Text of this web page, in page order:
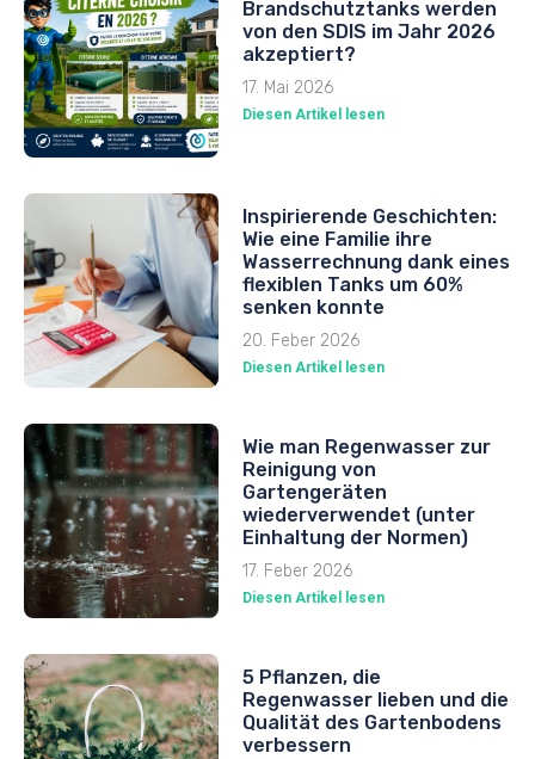
Brandschutztanks werden
von den SDIS im Jahr 2026
akzeptiert?
17. Mai 2026
Diesen Artikel lesen
Inspirierende Geschichten:
Wie eine Familie ihre
Wasserrechnung dank eines
flexiblen Tanks um 60%
senken konnte
20. Feber 2026
Diesen Artikel lesen
Wie man Regenwasser zur
Reinigung von
Gartengeräten
wiederverwendet (unter
Einhaltung der Normen)
17. Feber 2026
Diesen Artikel lesen
5 Pflanzen, die
Regenwasser lieben und die
Qualität des Gartenbodens
verbessern